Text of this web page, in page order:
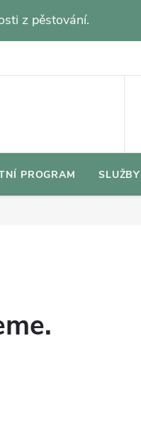
z pěstování.
PROGRAM SLUŽBY